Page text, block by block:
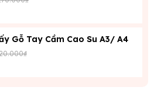
Gỗ Tay Cầm Cao Su A3/ A4